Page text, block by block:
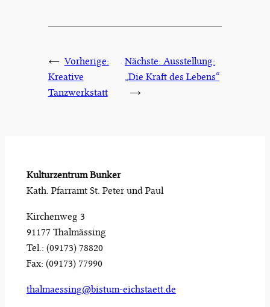
← Vorherige:
Kreative
Tanzwerkstatt
Nächste:Ausstellung:
„Die Kraft des Lebens“
→
Kulturzentrum Bunker
Kath. Pfarramt St. Peter und Paul
Kirchenweg 3
91177 Thalmässing
Tel.: (09173) 78820
Fax: (09173) 77990
thalmaessing@bistum-eichstaett.de